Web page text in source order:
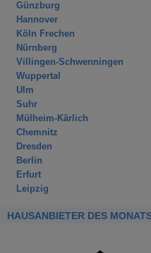
Günzburg
Hannover
Köln Frechen
Nürnberg
Villingen-Schwenningen
Wuppertal
Ulm
Suhr
Mülheim-Kärlich
Chemnitz
Dresden
Berlin
Erfurt
Leipzig
HAUSANBIETER DES